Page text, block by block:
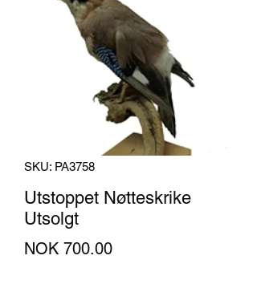
SKU: PA3758
Utstoppet Nøtteskrike
Utsolgt
NOK 700.00Price